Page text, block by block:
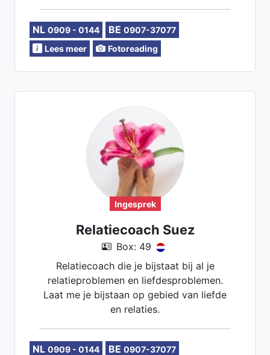
NL 0909 - 0144 BE 0907-37077
Lees meer
Fotoreading
Ingesprek
Relatiecoach Suez
Box: 49
Relatiecoach die je bijstaat bij al je
relatieproblemen en liefdesproblemen.
Laat me je bijstaan op gebied van liefde
en relaties.
NL 0909 - 0144 BE 0907-37077